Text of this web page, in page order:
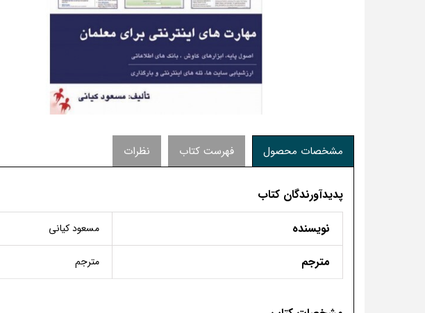
مشخصات محصول فهرست کتاب نظرات
پدیدآورندگان کتاب
نویسنده
مسعود کیانی
مترجم مترجم